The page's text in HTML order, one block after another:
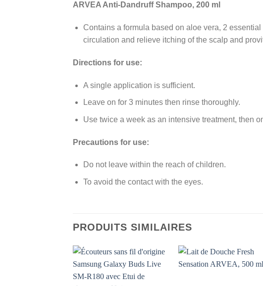
ARVEA Anti-Dandruff Shampoo, 200 ml
Contains a formula based on aloe vera, 2
circulation and relieve itching of the scalp and
Directions for use:
A single application is sufficient.
Leave on for 3 minutes then rinse thoroughly.
Use twice a week as an intensive treatment, then
Precautions for use:
Do not leave within the reach of children.
To avoid the contact with the eyes.
PRODUITS SIMILAIRES